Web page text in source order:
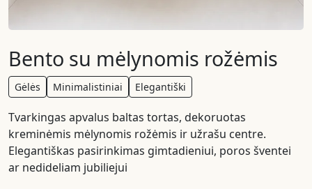
Bento su mėlynomis rožėmis
Gėlės Minimalistiniai Elegantiški
Tvarkingas apvalus baltas tortas, dekoruotas
kreminėmis mėlynomis rožėmis ir užrašu centre.
Elegantiškas pasirinkimas gimtadieniui, poros šventei
ar nedideliam jubiliejui